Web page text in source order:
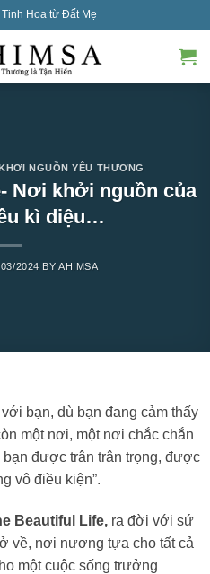
Hoa từ Đất Mẹ
NGUỒN YÊU THƯƠNG
Nơi khởi nguồn của
kì diệu…
2024 BYAHIMSA
bạn, dù bạn đang cảm thấy
một nơi, một nơi chắc chắn
được trân trân trọng, được
vô điều kiện”.
Beautiful Life, ra đời với sứ
về, nơi nương tựa cho tất cả
một cuộc sống trưởng